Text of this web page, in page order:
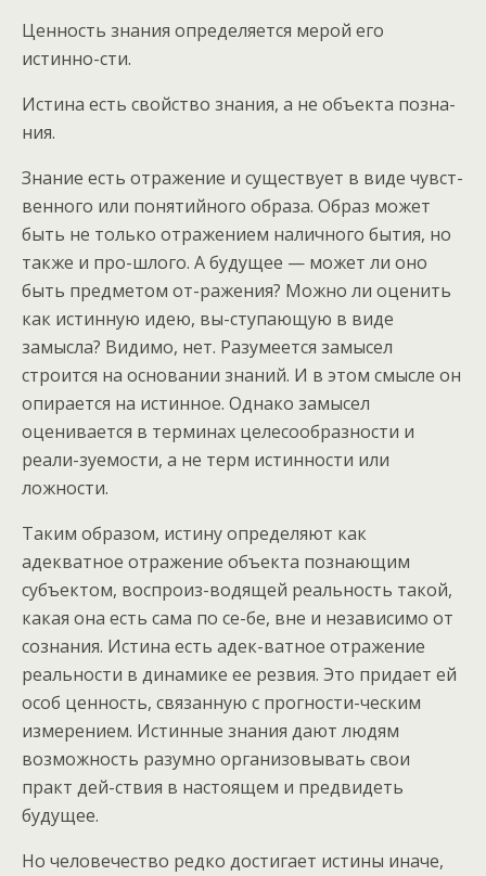
Ценность знания определяется мерой его
истинно-сти.
Истина есть свойство знания, а не объекта позна-
ния.
Знание есть отражение и существует в виде чувст-
венного или понятийного образа. Образ может
быть не только отражением наличного бытия, но
также и про-шлого. А будущее — может ли оно
быть предметом от-ражения? Можно ли оценить
как истинную идею, вы-ступающую в виде
замысла? Видимо, нет. Разумеется замысел
строится на основании знаний. И в этом смысле он
опирается на истинное. Однако замысел
оценивается в терминах целесообразности и
реали-зуемости, а не терм истинности или
ложности.
Таким образом, истину определяют как
адекватное отражение объекта познающим
субъектом, воспроиз-водящей реальность такой,
какая она есть сама по се-бе, вне и независимо от
сознания. Истина есть адек-ватное отражение
реальности в динамике ее резвия. Это придает ей
особ ценность, связанную с прогности-ческим
измерением. Истинные знания дают людям
возможность разумно организовывать свои
практ дей-ствия в настоящем и предвидеть
будущее.
Но человечество редко достигает истины иначе,